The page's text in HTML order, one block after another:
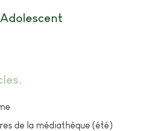
Adolescent
de la médiathèque (été)